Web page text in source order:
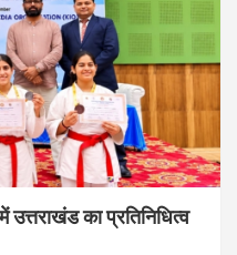
का प्रतिनिधित्व